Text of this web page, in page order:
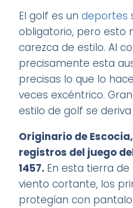
El golf es undeportes
obligatorio, pero esto
carezca de estilo. Al
precisamente esta
precisas lo que lo
veces excéntrico.
estilo de golf se
Originario de
registros del juego
1457. En esta tierra
viento cortante, los
protegían con